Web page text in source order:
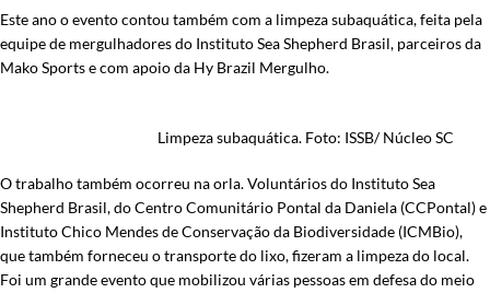
Este ano o evento contou também com a limpeza subaquática, feita pela
equipe de mergulhadores do Instituto Sea Shepherd Brasil, parceiros da
Mako Sports e com apoio da Hy Brazil Mergulho.
Limpeza subaquática. Foto: ISSB/ Núcleo SC
O trabalho também ocorreu na orla. Voluntários do Instituto Sea
Shepherd Brasil, do Centro Comunitário Pontal da Daniela (CCPontal) e
Instituto Chico Mendes de Conservação da Biodiversidade (ICMBio),
que também forneceu o transporte do lixo, fizeram a limpeza do local.
Foi um grande evento que mobilizou várias pessoas em defesa do meio